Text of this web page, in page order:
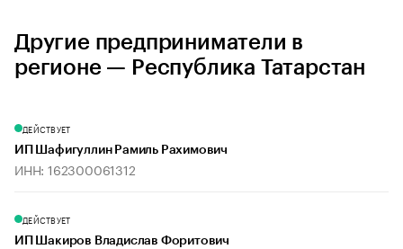
Другие предприниматели в
регионе — Республика Татарстан
ДЕЙСТВУЕТ
ИП Шафигуллин Рамиль Рахимович
ИНН: 162300061312
ДЕЙСТВУЕТ
ИП Шакиров Владислав Форитович